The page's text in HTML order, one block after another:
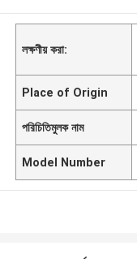
লক্ষণীয় করা:
Place of Origin
পরিচিতিমুলক নাম
Model Number